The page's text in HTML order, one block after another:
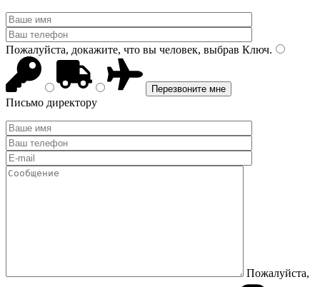
Пожалуйста, докажите, что вы человек, выбрав Ключ.
Письмо директору
Пожалуйста,